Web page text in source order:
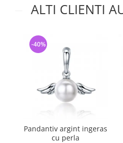
ALTI CLIENTI
Pandantiv argint ingeras
cu perla
-40%